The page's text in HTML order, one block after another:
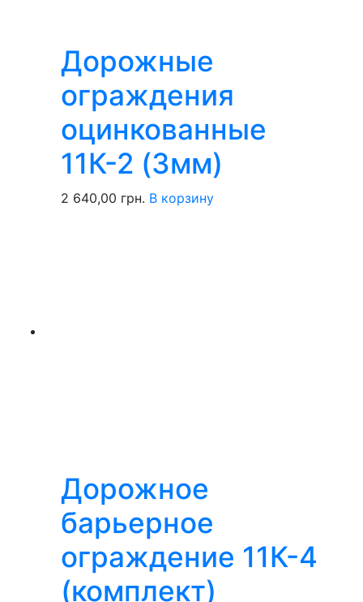
Дорожные
ограждения
оцинкованные
11К-2 (3мм)
2 640,00 грн. В корзину
Дорожное
барьерное
ограждение 11К-4
(комплект)